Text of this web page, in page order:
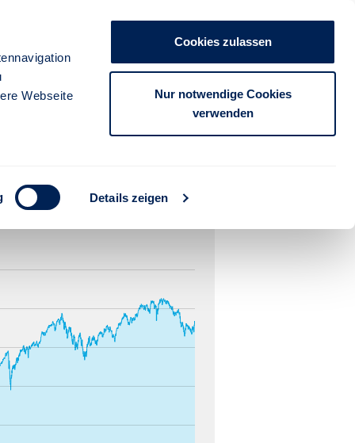
Webseite
Details zeigen
Cookies zulassen
Nur notwendige Cookies
verwenden
3 Jahre 5 Jahre 10 Jahre seit Auflage